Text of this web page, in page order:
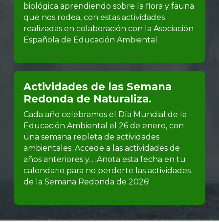
biológica aprendiendo sobre la flora y fauna
que nos rodea, con estas actividades
realizadas en colaboración con la Asociación
Española de Educación Ambiental.
Actividades de las Semana
Redonda de Naturaliza.
Cada año celebramos el Día Mundial de la
Educación Ambiental el 26 de enero, con
una semana repleta de actividades
ambientales. Accede a las actividades de
años anteriores y... ¡Anota esta fecha en tu
calendario para no perderte las actividades
de la Semana Redonda de 2026!